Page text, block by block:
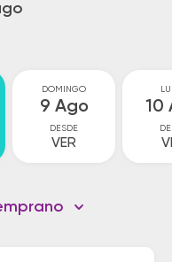
DOMINGO
9 Ago
DESDE
VER
10